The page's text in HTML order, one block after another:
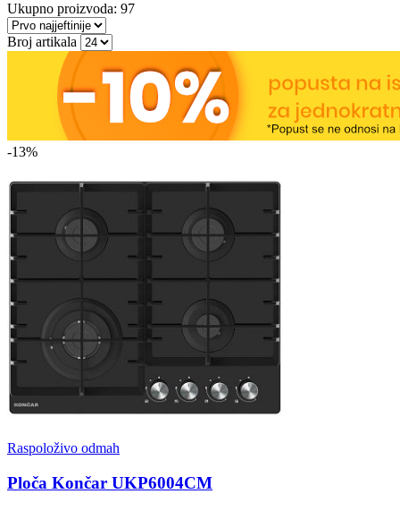
Ukupno proizvoda: 97
Broj artikala
-13%
Raspoloživo odmah
Ploča Končar UKP6004CM